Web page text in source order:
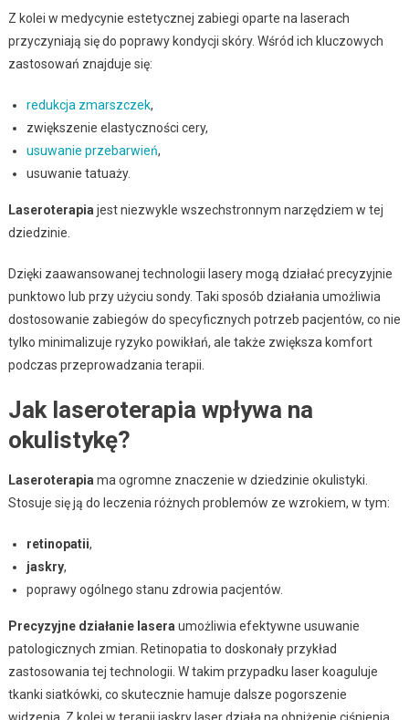
Z kolei w medycynie estetycznej zabiegi oparte na laserach
przyczyniają się do poprawy kondycji skóry. Wśród ich kluczowych
zastosowań znajduje się:
redukcja zmarszczek,
zwiększenie elastyczności cery,
usuwanie przebarwień,
usuwanie tatuaży.
Laseroterapia jest niezwykle wszechstronnym narzędziem w tej
dziedzinie.
Dzięki zaawansowanej technologii lasery mogą działać precyzyjnie
punktowo lub przy użyciu sondy. Taki sposób działania umożliwia
dostosowanie zabiegów do specyficznych potrzeb pacjentów, co nie
tylko minimalizuje ryzyko powikłań, ale także zwiększa komfort
podczas przeprowadzania terapii.
Jak laseroterapia wpływa na
okulistykę?
Laseroterapia ma ogromne znaczenie w dziedzinie okulistyki.
Stosuje się ją do leczenia różnych problemów ze wzrokiem, w tym:
retinopatii,
jaskry,
poprawy ogólnego stanu zdrowia pacjentów.
Precyzyjne działanie lasera umożliwia efektywne usuwanie
patologicznych zmian. Retinopatia to doskonały przykład
zastosowania tej technologii. W takim przypadku laser koaguluje
tkanki siatkówki, co skutecznie hamuje dalsze pogorszenie
widzenia. Z kolei w terapii jaskry laser działa na obniżenie ciśnienia